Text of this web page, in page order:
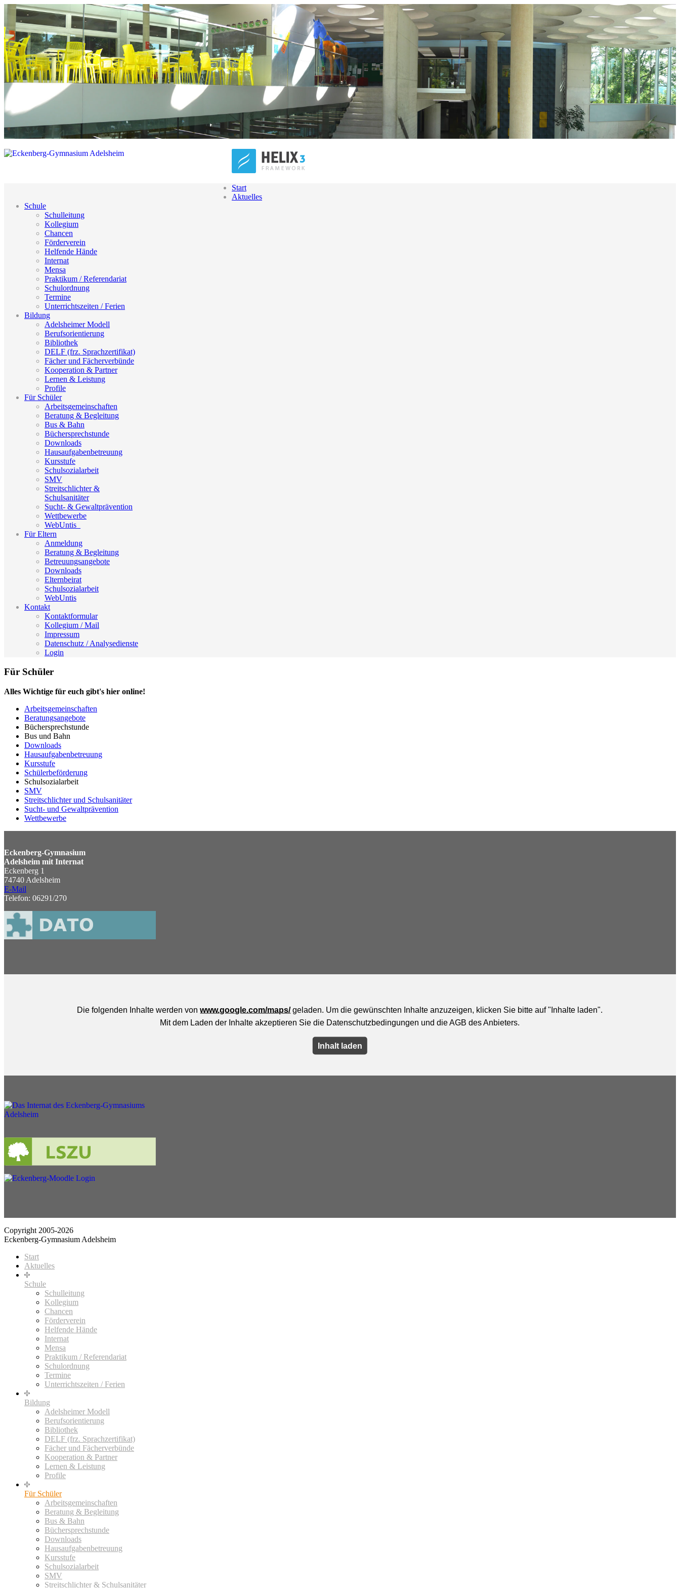
Start
Aktuelles
Schule
Schulleitung
Kollegium
Chancen
Förderverein
Helfende Hände
Internat
Mensa
Praktikum / Referendariat
Schulordnung
Termine
Unterrichtszeiten / Ferien
Bildung
Adelsheimer Modell
Berufsorientierung
Bibliothek
DELF (frz. Sprachzertifikat)
Fächer und Fächerverbünde
Kooperation & Partner
Lernen & Leistung
Profile
Für Schüler
Arbeitsgemeinschaften
Beratung & Begleitung
Bus & Bahn
Büchersprechstunde
Downloads
Hausaufgabenbetreuung
Kursstufe
Schulsozialarbeit
SMV
Streitschlichter &
Schulsanitäter
Sucht- & Gewaltprävention
Wettbewerbe
WebUntis_
Für Eltern
Anmeldung
Beratung & Begleitung
Betreuungsangebote
Downloads
Elternbeirat
Schulsozialarbeit
WebUntis
Kontakt
Kontaktformular
Kollegium / Mail
Impressum
Datenschutz / Analysedienste
Login
Für Schüler
Alles Wichtige für euch gibt's hier online!
Arbeitsgemeinschaften
Beratungsangebote
Büchersprechstunde
Bus und Bahn
Downloads
Hausaufgabenbetreuung
Kursstufe
Schülerbeförderung
Schulsozialarbeit
SMV
Streitschlichter und Schulsanitäter
Sucht- und Gewaltprävention
Wettbewerbe
Eckenberg-Gymnasium
Adelsheim mit Internat
Eckenberg 1
74740 Adelsheim
E-Mail
Telefon: 06291/270
Copyright 2005-2026
Eckenberg-Gymnasium Adelsheim
Start
Aktuelles
Schule
Schulleitung
Kollegium
Chancen
Förderverein
Helfende Hände
Internat
Mensa
Praktikum / Referendariat
Schulordnung
Termine
Unterrichtszeiten / Ferien
Bildung
Adelsheimer Modell
Berufsorientierung
Bibliothek
DELF (frz. Sprachzertifikat)
Fächer und Fächerverbünde
Kooperation & Partner
Lernen & Leistung
Profile
Für Schüler
Arbeitsgemeinschaften
Beratung & Begleitung
Bus & Bahn
Büchersprechstunde
Downloads
Hausaufgabenbetreuung
Kursstufe
Schulsozialarbeit
SMV
Streitschlichter & Schulsanitäter